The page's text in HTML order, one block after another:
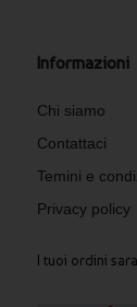
Informazioni
Chi siamo
Contattaci
Temini e
Privacy policy
I tuoi ordini